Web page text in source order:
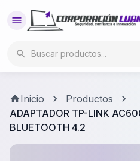
Inicio
Productos
ADAPTADOR TP-LINK
BLUETOOTH 4.2